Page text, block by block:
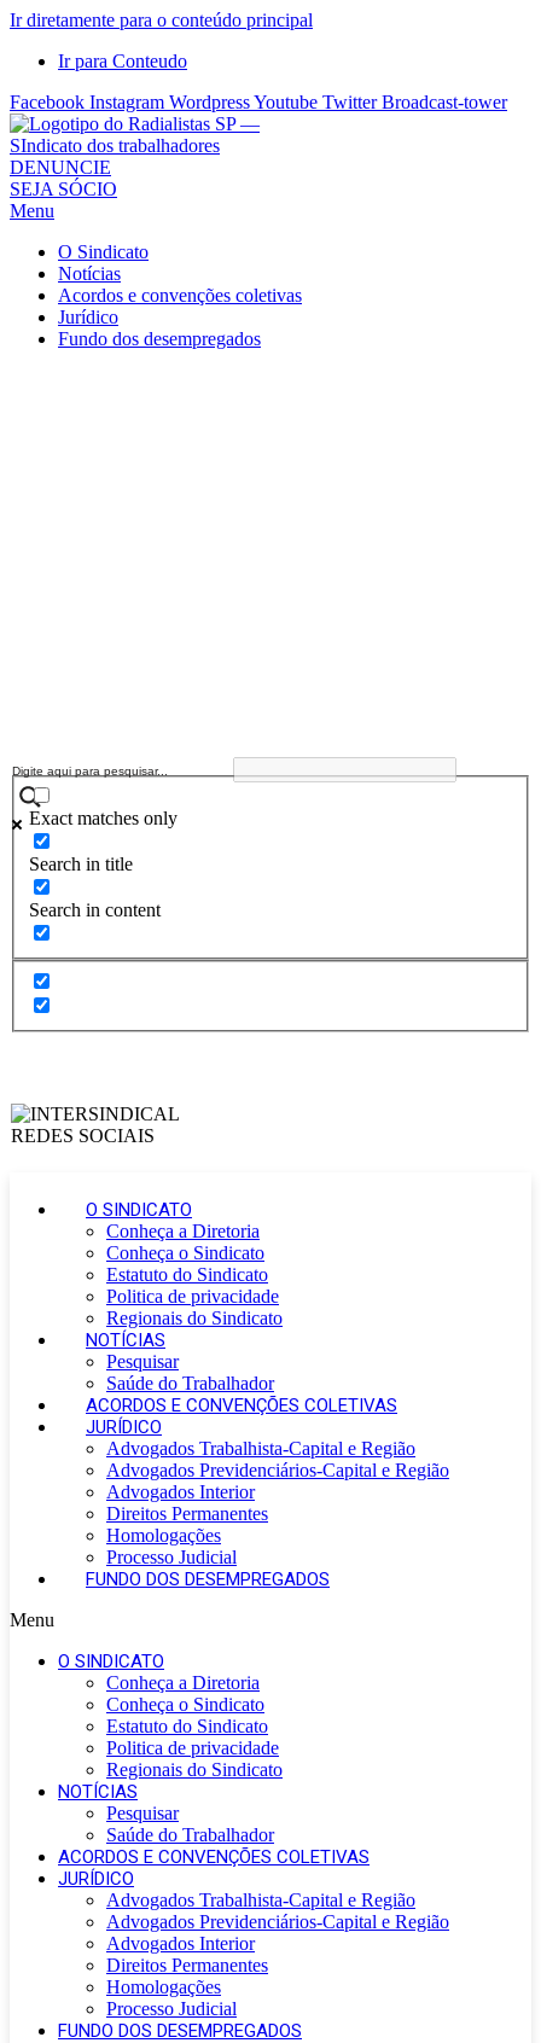
Ir diretamente para o conteúdo principal
Ir para Conteudo
Facebook Instagram WordpressYoutube Twitter Broadcast-tower
Sindicato
dos
Radialistas
São
Paulo
Sindicato
DENUNCIE
SEJA SÓCIO
Menu
O Sindicato
Notícias
Acordos e convenções coletivas
Jurídico
Fundo dos desempregados
Exact matches only
Search in title
Search in content
O SINDICATO
Conheça a Diretoria
Conheça o Sindicato
Estatuto do Sindicato
Politica de privacidade
Regionais do Sindicato
NOTÍCIAS
Pesquisar
Saúde do Trabalhador
ACORDOS E CONVENÇÕES COLETIVAS
JURÍDICO
Advogados Trabalhista-Capital e Região
Advogados Previdenciários-Capital e Região
Advogados Interior
Direitos Permanentes
Homologações
Processo Judicial
FUNDO DOS DESEMPREGADOS
Menu
O SINDICATO
Conheça a Diretoria
Conheça o Sindicato
Estatuto do Sindicato
Politica de privacidade
Regionais do Sindicato
NOTÍCIAS
Pesquisar
Saúde do Trabalhador
ACORDOS E CONVENÇÕES COLETIVAS
JURÍDICO
Advogados Trabalhista-Capital e Região
Advogados Previdenciários-Capital e Região
Advogados Interior
Direitos Permanentes
Homologações
Processo Judicial
FUNDO DOS DESEMPREGADOS